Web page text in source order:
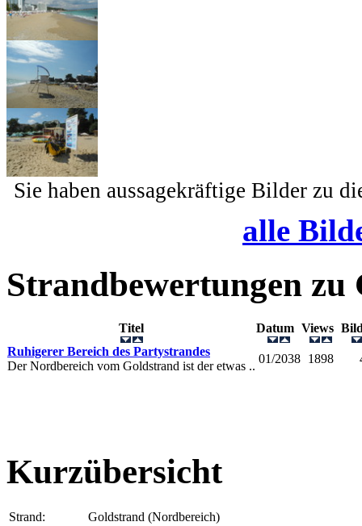
Sie haben aussagekräftige Bilder zu
alle
Strandbewertungen zu
Titel Datum Views
Ruhigerer Bereich des Partystrandes
Der Nordbereich vom Goldstrand ist der etwas ..
01/2038 1898
Kurzübersicht
Strand:
Goldstrand (Nordbereich)